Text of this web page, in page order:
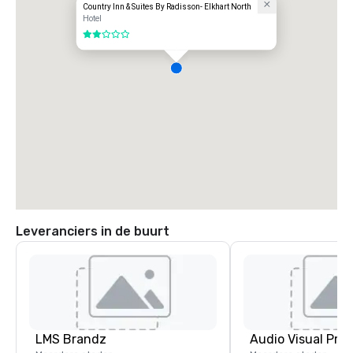
Country Inn & Suites By Radisson- Elkhart North
Hotel
2 van 5
Leveranciers in de buurt
LMS Brandz Audio Visual